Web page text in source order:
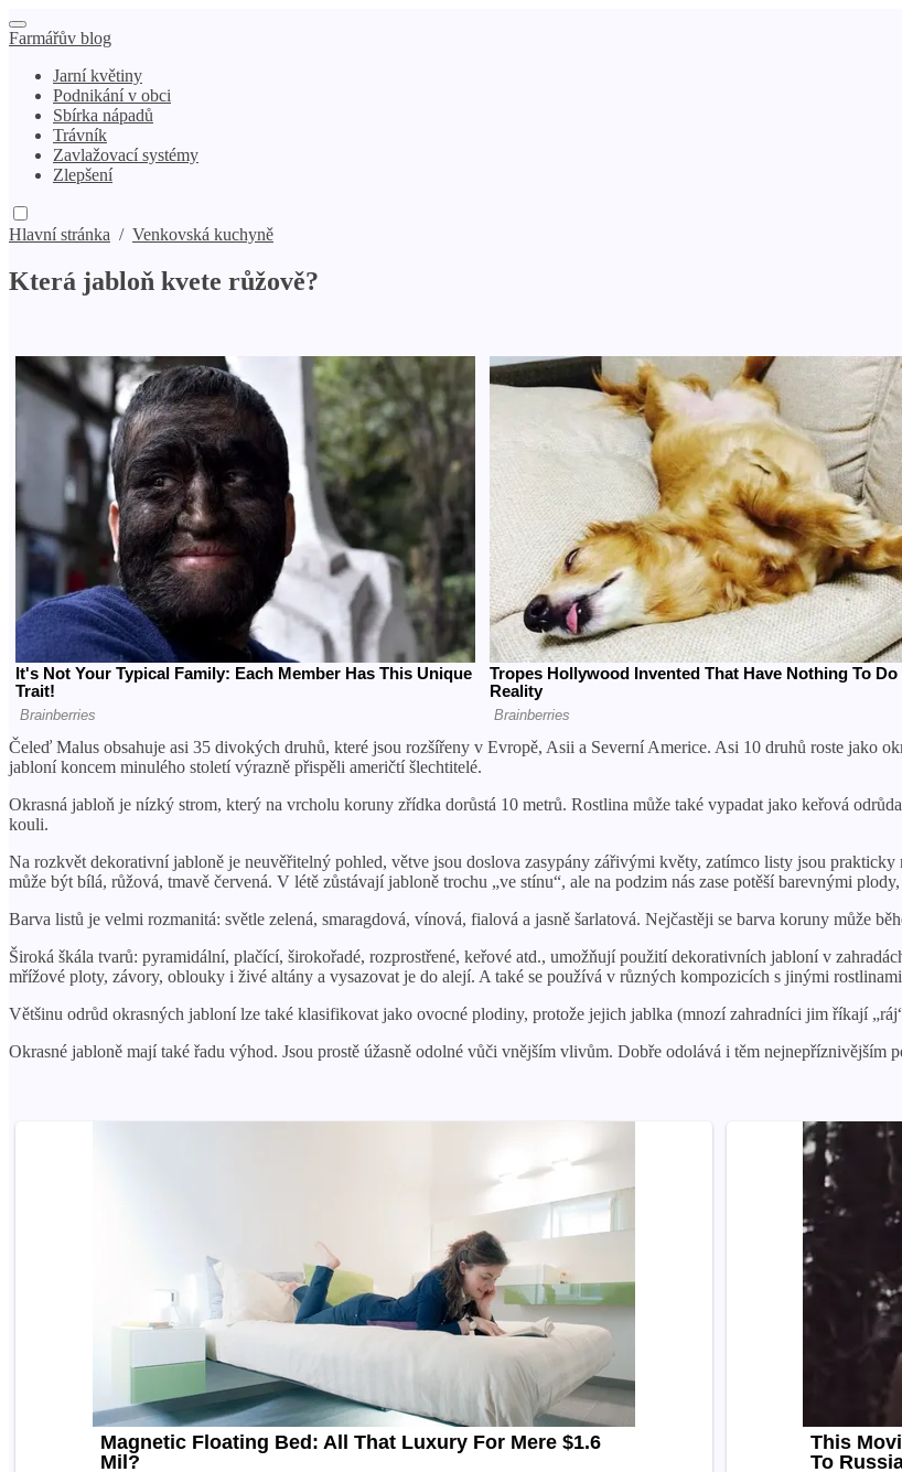
Farmářův blog
Jarní květiny
Podnikání v obci
Sbírka nápadů
Trávník
Zavlažovací systémy
Zlepšení
Hlavní stránka / Venkovská kuchyně
Která jabloň kvete růžově?
Čeleď Malus obsahuje asi 35 divokých druhů, které jsou rozšířeny v Evropě, Asii a Severní Americe. Asi 10 druhů roste jako
jabloní koncem minulého století výrazně přispěli američtí šlechtitelé.
Okrasná jabloň je nízký strom, který na vrcholu koruny zřídka dorůstá 10 metrů. Rostlina může také vypadat jako keřová
kouli.
Na rozkvět dekorativní jabloně je neuvěřitelný pohled, větve jsou doslova zasypány zářivými květy, zatímco listy jsou
může být bílá, růžová, tmavě červená. V létě zůstávají jabloně trochu „ve stínu“, ale na podzim nás zase potěší barevnými
Barva listů je velmi rozmanitá: světle zelená, smaragdová, vínová, fialová a jasně šarlatová. Nejčastěji se barva koruny může
Široká škála tvarů: pyramidální, plačící, širokořadé, rozprostřené, keřové atd., umožňují použití dekorativních jabloní v
mřížové ploty, závory, oblouky i živé altány a vysazovat je do alejí. A také se používá v různých kompozicích s jinými
Většinu odrůd okrasných jabloní lze také klasifikovat jako ovocné plodiny, protože jejich jablka (mnozí zahradníci jim říkají
Okrasné jabloně mají také řadu výhod. Jsou prostě úžasně odolné vůči vnějším vlivům. Dobře odolává i těm nejnepříznivějším